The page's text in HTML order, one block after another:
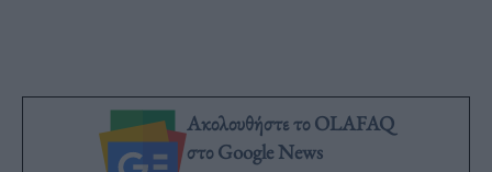
Ακολουθήστε το OLAFAQ
στο Google News